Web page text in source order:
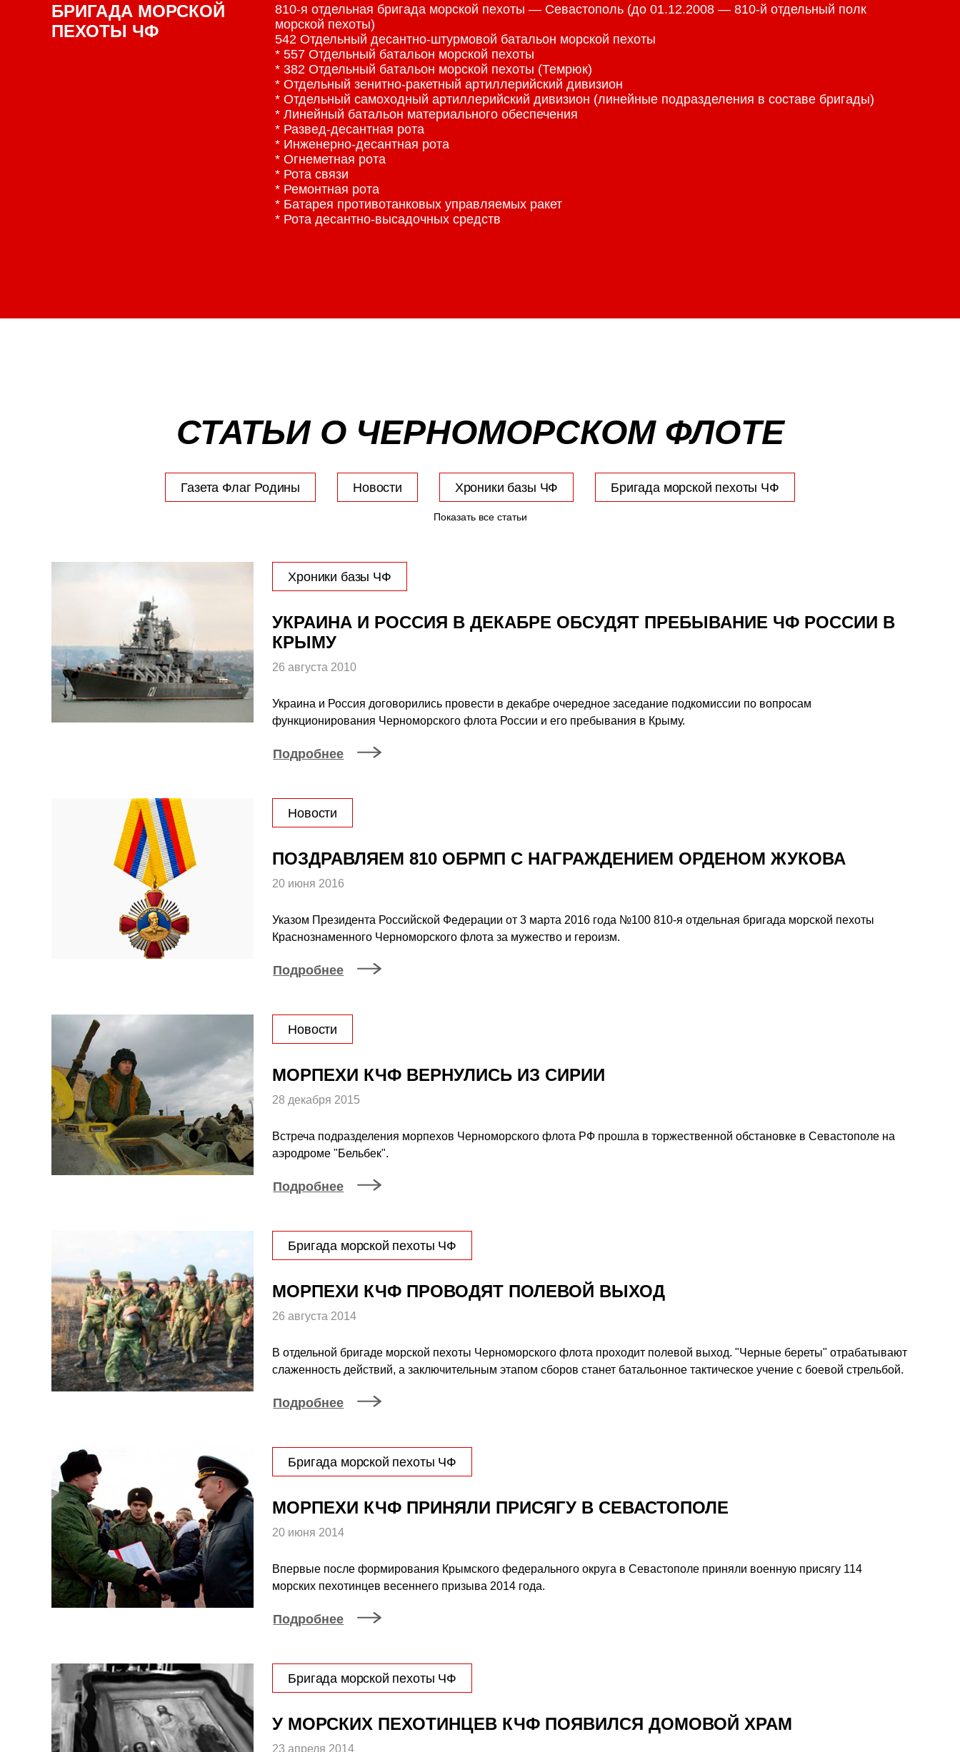
БРИГАДА МОРСКОЙ
ПЕХОТЫ ЧФ
810-я отдельная бригада морской пехоты — Севастополь (до 01.12.2008 — 810-й отдельный полк
морской пехоты)
542 Отдельный десантно-штурмовой батальон морской пехоты
* 557 Отдельный батальон морской пехоты
* 382 Отдельный батальон морской пехоты (Темрюк)
* Отдельный зенитно-ракетный артиллерийский дивизион
* Отдельный самоходный артиллерийский дивизион (линейные подразделения в составе бригады)
* Линейный батальон материального обеспечения
* Развед-десантная рота
* Инженерно-десантная рота
* Огнеметная рота
* Рота связи
* Ремонтная рота
* Батарея противотанковых управляемых ракет
* Рота десантно-высадочных средств
СТАТЬИ О ЧЕРНОМОРСКОМ ФЛОТE
Газета Флаг Родины Новости Хроники базы ЧФ Бригада морской пехоты ЧФ
Показать все статьи
Хроники базы ЧФ
УКРАИНА И РОССИЯ В ДЕКАБРЕ ОБСУДЯТ ПРЕБЫВАНИЕ ЧФ РОССИИ В
КРЫМУ
26 августа 2010
Украина и Россия договорились провести в декабре очередное заседание подкомиссии по вопросам
функционирования Черноморского флота России и его пребывания в Крыму.
Подробнее
Новости
ПОЗДРАВЛЯЕМ 810 ОБРМП С НАГРАЖДЕНИЕМ ОРДЕНОМ ЖУКОВА
20 июня 2016
Указом Президента Российской Федерации от 3 марта 2016 года №100 810-я отдельная бригада морской пехоты
Краснознаменного Черноморского флота за мужество и героизм.
Подробнее
Новости
МОРПЕХИ КЧФ ВЕРНУЛИСЬ ИЗ СИРИИ
28 декабря 2015
Встреча подразделения морпехов Черноморского флота РФ прошла в торжественной обстановке в Севастополе на
аэродроме "Бельбек".
Подробнее
Бригада морской пехоты ЧФ
МОРПЕХИ КЧФ ПРОВОДЯТ ПОЛЕВОЙ ВЫХОД
26 августа 2014
В отдельной бригаде морской пехоты Черноморского флота проходит полевой выход. "Черные береты" отрабатывают
слаженность действий, а заключительным этапом сборов станет батальонное тактическое учение с боевой стрельбой.
Подробнее
Бригада морской пехоты ЧФ
МОРПЕХИ КЧФ ПРИНЯЛИ ПРИСЯГУ В СЕВАСТОПОЛЕ
20 июня 2014
Впервые после формирования Крымского федерального округа в Севастополе приняли военную присягу 114
морских пехотинцев весеннего призыва 2014 года.
Подробнее
Бригада морской пехоты ЧФ
У МОРСКИХ ПЕХОТИНЦЕВ КЧФ ПОЯВИЛСЯ ДОМОВОЙ ХРАМ
23 апреля 2014